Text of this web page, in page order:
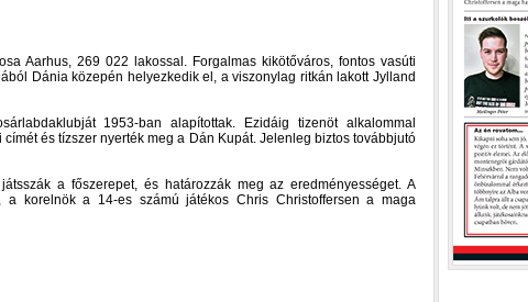
Aarhus, 269 022 lakossal. Forgalmas kikötőváros, fontos vasúti
Dánia közepén helyezkedik el, a viszonylag ritkán lakott Jylland
1953-ban alapítottak. Ezidáig tizenöt alkalommal
és tízszer nyerték meg a Dán Kupát. Jelenleg biztos továbbjutó
a főszerepet, és határozzák meg az eredményességet. A
a korelnök a 14-es számú játékos Chris Christoffersen a maga